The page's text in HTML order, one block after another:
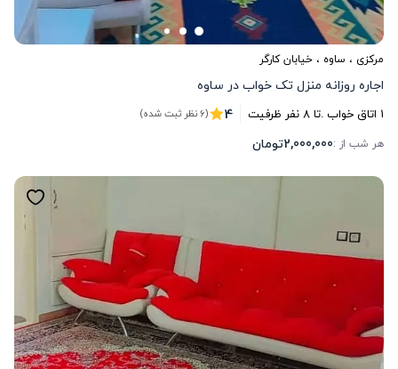
مرکزی ، ساوه ، خیابان کارگر
اجاره روزانه منزل تک خواب در ساوه
1 اتاق خواب .تا8نفر ظرفیت 4 (6 نظر ثبت شده)
هر شب از :2,000,000تومان